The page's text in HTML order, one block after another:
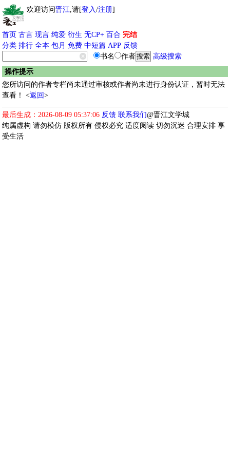
欢迎访问晋江,请[登入/注册]
首页 古言 现言 纯爱 衍生 无CP+ 百合 完结
分类 排行 全本 包月 免费 中短篇 APP 反馈
书名
作者
高级搜索
操作提示
您所访问的作者专栏尚未通过审核或作者尚未进行身份认证，暂时无法
查看！ <返回>
最后生成：2026-08-09 05:37:06 反馈 联系我们@晋江文学城
纯属虚构 请勿模仿 版权所有 侵权必究 适度阅读 切勿沉迷 合理安排 享
受生活